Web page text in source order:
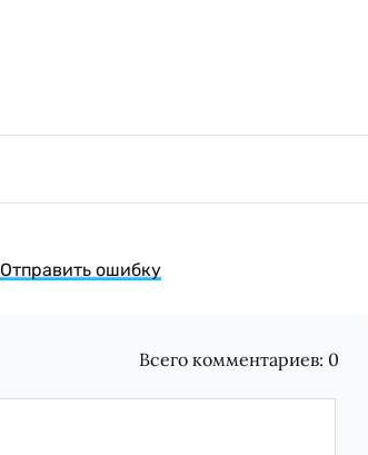
Отправить ошибку
Всего комментариев: 0